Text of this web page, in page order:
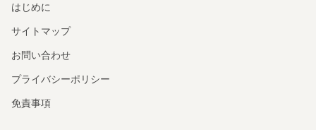
はじめに
サイトマップ
お問い合わせ
プライバシーポリシー
免責事項